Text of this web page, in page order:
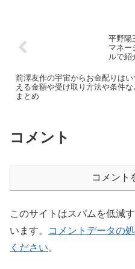
平野陽
マネー
ルで紹
前澤友作の宇宙からお金配りはい
える金額や受け取り方法や条件な
まとめ
コメント
コメント
このサイトはスパムを低減
います。
コメントデータの
ください。